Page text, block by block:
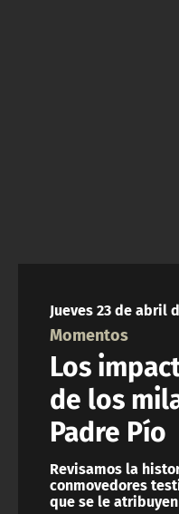
Jueves 23 de abril
Momentos
Los
de los
Padre Pío
Revisamos la
conmovedores
que se le